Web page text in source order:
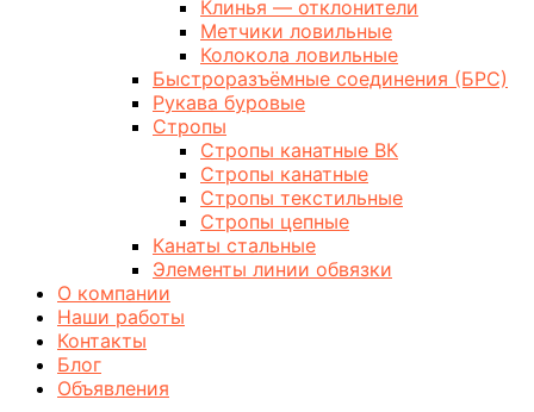
Клинья — отклонители
Метчики ловильные
Колокола ловильные
Быстроразъёмные соединения (БРС)
Рукава буровые
Стропы
Стропы канатные ВК
Стропы канатные
Стропы текстильные
Стропы цепные
Канаты стальные
Элементы линии обвязки
О компании
Наши работы
Контакты
Блог
Объявления